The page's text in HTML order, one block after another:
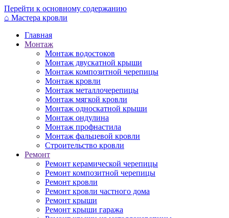
Перейти к основному содержанию
⌂ Мастера кровли
Главная
Монтаж
Монтаж водостоков
Монтаж двускатной крыши
Монтаж композитной черепицы
Монтаж кровли
Монтаж металлочерепицы
Монтаж мягкой кровли
Монтаж односкатной крыши
Монтаж ондулина
Монтаж профнастила
Монтаж фальцевой кровли
Строительство кровли
Ремонт
Ремонт керамической черепицы
Ремонт композитной черепицы
Ремонт кровли
Ремонт кровли частного дома
Ремонт крыши
Ремонт крыши гаража